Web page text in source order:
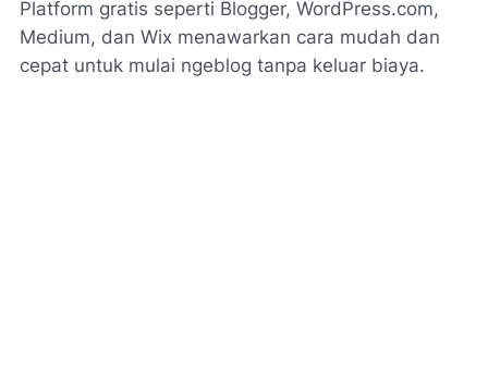
Platform gratis seperti Blogger, WordPress.com,
Medium, dan Wix menawarkan cara mudah dan
cepat untuk mulai ngeblog tanpa keluar biaya.